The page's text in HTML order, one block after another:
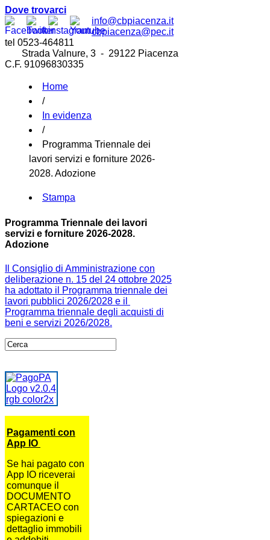
Dove trovarci
info@cbpiacenza.it
cbpiacenza@pec.it
tel 0523-464811
Strada Valnure, 3 - 29122 Piacenza
C.F. 91096830335
Home
/
In evidenza
/
Programma Triennale dei
lavori servizi e forniture 2026-
2028. Adozione
Stampa
Programma Triennale dei lavori
servizi e forniture 2026-2028.
Adozione
Il Consiglio di Amministrazione con
deliberazione n. 15 del 24 ottobre 2025
ha adottato il Programma triennale dei
lavori pubblici 2026/2028 e il
Programma triennale degli acquisti di
beni e servizi 2026/2028.
Pagamenti con
App IO
Se hai pagato con
App IO riceverai
comunque il
DOCUMENTO
CARTACEO con
spiegazioni e
dettaglio immobili